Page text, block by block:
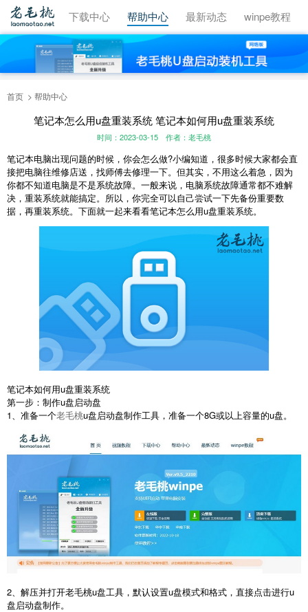
视频教程 下载中心 帮助中心 最新动态 winpe教程
首页 帮助中心
笔记本怎么用u盘重装系统 笔记本如何用u盘重装系统
时间：2023-03-15 作者：老毛桃
笔记本电脑出现问题的时候，你会怎么做?小编知道，很多时候大家都会直
接把电脑往维修店送，找师傅去修理一下。但其实，不用这么着急，因为
你都不知道电脑是不是系统故障。一般来说，电脑系统故障通常都不难解
决，重装系统就能搞定。所以，你完全可以自己尝试一下先备份重要数
据，再重装系统。下面就一起来看看笔记本怎么用u盘重装系统。
笔记本如何用u盘重装系统
第一步：制作u盘启动盘
1、准备一个老毛桃u盘启动盘制作工具，准备一个8G或以上容量的u盘。
2、解压并打开老毛桃u盘工具，默认设置u盘模式和格式，直接点击进行u
盘启动盘制作。